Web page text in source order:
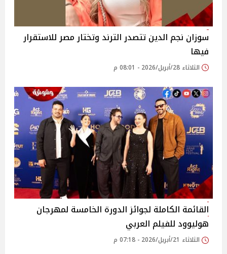
سوزان نجم الدين تتصدر الترند وتختار مصر للاستقرار
فيها
الثلاثاء 28/أبريل/2026 - 08:01 م
القائمة الكاملة لجوائز الدورة الخامسة لمهرجان
هوليوود للفيلم العربي
الثلاثاء 21/أبريل/2026 - 07:18 م